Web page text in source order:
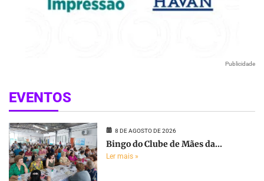
Publicidade
EVENTOS
8 DE AGOSTO DE 2026
Bingo do Clube de Mães da...
Ler mais »